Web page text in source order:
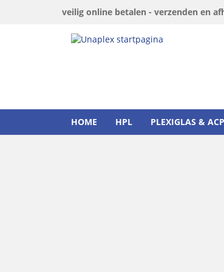
veilig online betalen - verzenden en
HOME HPL PLEXIGLAS &